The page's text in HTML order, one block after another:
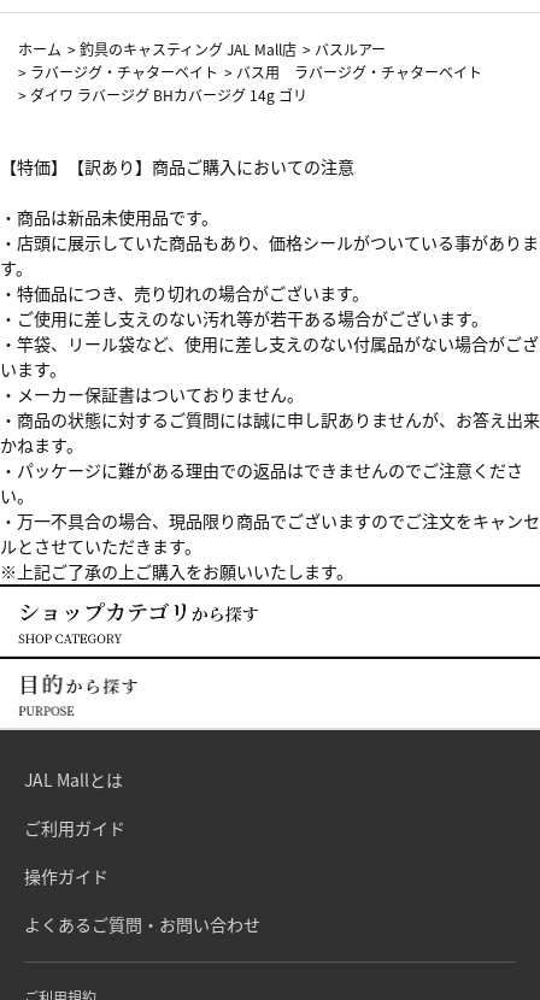
ホーム >釣具のキャスティング JAL Mall店 > バスルアー
> ラバージグ・チャターベイト > バス用 ラバージグ・チャターベイト
> ダイワ ラバージグ BHカバージグ 14g ゴリ
【特価】【訳あり】商品ご購入においての注意
・商品は新品未使用品です。
・店頭に展示していた商品もあり、価格シールがついている事がありま
す。
・特価品につき、売り切れの場合がございます。
・ご使用に差し支えのない汚れ等が若干ある場合がございます。
・竿袋、リール袋など、使用に差し支えのない付属品がない場合がござ
います。
・メーカー保証書はついておりません。
・商品の状態に対するご質問には誠に申し訳ありませんが、お答え出来
かねます。
・パッケージに難がある理由での返品はできませんのでご注意くださ
い。
・万一不具合の場合、現品限り商品でございますのでご注文をキャンセ
ルとさせていただきます。
※上記ご了承の上ご購入をお願いいたします。
JAL Mallとは
ご利用ガイド
操作ガイド
よくあるご質問・お問い合わせ